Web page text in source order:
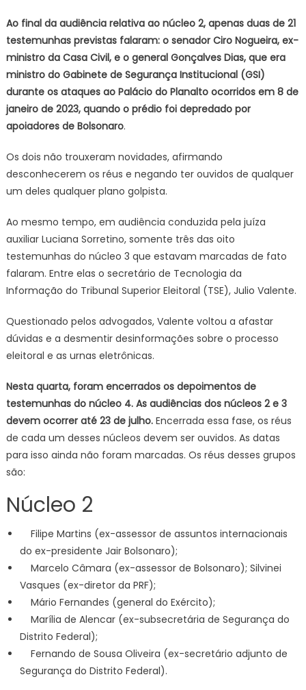
Ao final da audiência relativa ao núcleo 2, apenas duas de 21
testemunhas previstas falaram: o senador Ciro Nogueira, ex-
ministro da Casa Civil, e o general Gonçalves Dias, que era
ministro do Gabinete de Segurança Institucional (GSI)
durante os ataques ao Palácio do Planalto ocorridos em 8 de
janeiro de 2023, quando o prédio foi depredado por
apoiadores de Bolsonaro.
Os dois não trouxeram novidades, afirmando
desconhecerem os réus e negando ter ouvidos de qualquer
um deles qualquer plano golpista.
Ao mesmo tempo, em audiência conduzida pela juíza
auxiliar Luciana Sorretino, somente três das oito
testemunhas do núcleo 3 que estavam marcadas de fato
falaram. Entre elas o secretário de Tecnologia da
Informação do Tribunal Superior Eleitoral (TSE), Julio Valente.
Questionado pelos advogados, Valente voltou a afastar
dúvidas e a desmentir desinformações sobre o processo
eleitoral e as urnas eletrônicas.
Nesta quarta, foram encerrados os depoimentos de
testemunhas do núcleo 4. As audiências dos núcleos 2 e 3
devem ocorrer até 23 de julho.Encerrada essa fase, os réus
de cada um desses núcleos devem ser ouvidos. As datas
para isso ainda não foram marcadas. Os réus desses grupos
são:
Núcleo 2
Filipe Martins (ex-assessor de assuntos internacionais
do ex-presidente Jair Bolsonaro);
Marcelo Câmara (ex-assessor de Bolsonaro); Silvinei
Vasques (ex-diretor da PRF);
Mário Fernandes (general do Exército);
Marília de Alencar (ex-subsecretária de Segurança do
Distrito Federal);
Fernando de Sousa Oliveira (ex-secretário adjunto de
Segurança do Distrito Federal).